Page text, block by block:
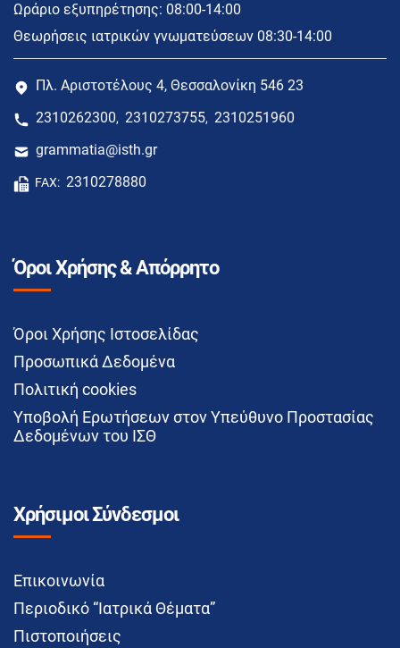
Ωράριο εξυπηρέτησης: 08:00-14:00
Θεωρήσεις ιατρικών γνωματεύσεων 08:30-14:00
Πλ. Αριστοτέλους 4, Θεσσαλονίκη 546 23
2310262300, 2310273755, 2310251960
grammatia@isth.gr
FAX: 2310278880
Όροι Χρήσης & Απόρρητο
Όροι Χρήσης Ιστοσελίδας
Προσωπικά Δεδομένα
Πολιτική cookies
Υποβολή Ερωτήσεων στον Υπεύθυνο Προστασίας
Δεδομένων του ΙΣΘ
Χρήσιμοι Σύνδεσμοι
Επικοινωνία
Περιοδικό “Ιατρικά Θέματα”
Πιστοποιήσεις